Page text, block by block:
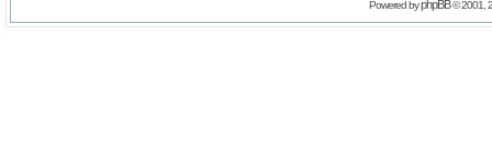
Powered byphpBB© 2001,